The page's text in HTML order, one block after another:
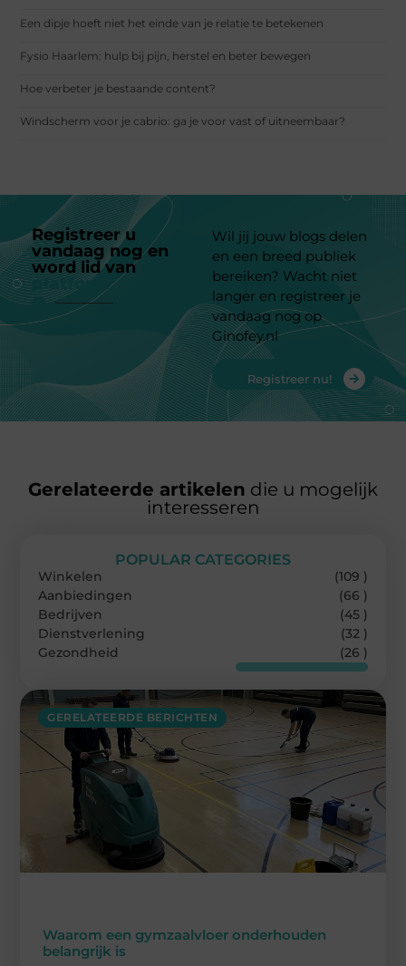
Een dipje hoeft niet het einde van je relatie te betekenen
Fysio Haarlem: hulp bij pijn, herstel en beter bewegen
Hoe verbeter je bestaande content?
Windscherm voor je cabrio: ga je voor vast of uitneembaar?
Registreer u
vandaag nog en
word lid van
platform
Wil jij jouw blogs delen
en een breed publiek
bereiken? Wacht niet
langer en registreer je
vandaag nog op
Ginofey.nl
Registreer nu!
Gerelateerde artikelen die u mogelijk
interesseren
GERELATEERDE BERICHTEN
Waarom een gymzaalvloer onderhouden
belangrijk is
POPULAR CATEGORIES
Winkelen
(109 )
Aanbiedingen
(66 )
Bedrijven
(45 )
Dienstverlening
(32 )
Gezondheid
(26 )